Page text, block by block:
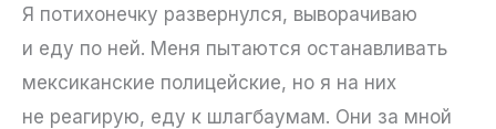
Я потихонечку развернулся, выворачиваю
и еду по ней. Меня пытаются останавливать
мексиканские полицейские, но я на них
не реагирую, еду к шлагбаумам. Они за мной